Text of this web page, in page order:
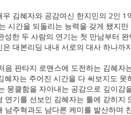
우 김혜자와 공감여신 한지민의 2인
는 시간을 되돌리는 능력을 갖게 됐지
성한 두 사람의 연기는 첫 만남부터
은 대본리딩 내내 서로의 대사 하나까
음 판타지 로맨스에 도전하는 김혜자
혜자는 주어진 시간을 다 써보지도 못
뭉클함을 자아내는 공감으로 깊이감
연기를 선보인 김혜자는 틀에 갇히지
남주혁과도 남다른 케미를 발산하며